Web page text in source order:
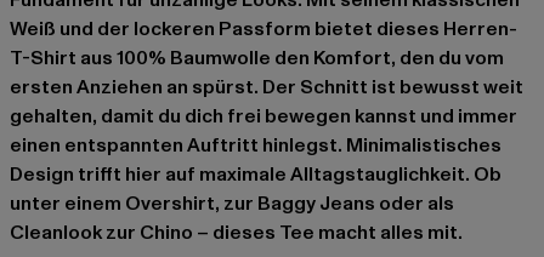
Weiß und der lockeren Passform bietet dieses Herren-
T-Shirt aus 100% Baumwolle den Komfort, den du vom
ersten Anziehen an spürst. Der Schnitt ist bewusst weit
gehalten, damit du dich frei bewegen kannst und immer
einen entspannten Auftritt hinlegst. Minimalistisches
Design trifft hier auf maximale Alltagstauglichkeit. Ob
unter einem Overshirt, zur Baggy Jeans oder als
Cleanlook zur Chino – dieses Tee macht alles mit.